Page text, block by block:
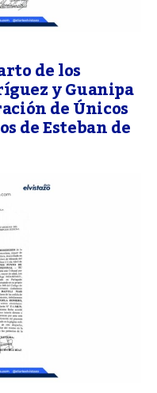
de los
y Guanipa
de Únicos
de Esteban de